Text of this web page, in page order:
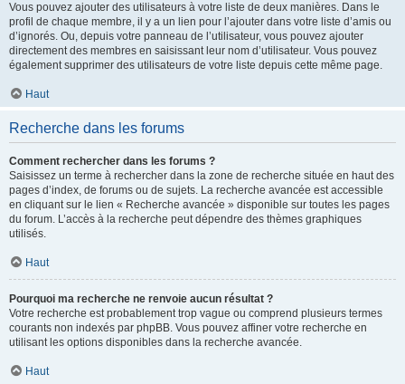
Vous pouvez ajouter des utilisateurs à votre liste de deux manières. Dans le
profil de chaque membre, il y a un lien pour l’ajouter dans votre liste d’amis ou
d’ignorés. Ou, depuis votre panneau de l’utilisateur, vous pouvez ajouter
directement des membres en saisissant leur nom d’utilisateur. Vous pouvez
également supprimer des utilisateurs de votre liste depuis cette même page.
Haut
Recherche dans les forums
Comment rechercher dans les forums ?
Saisissez un terme à rechercher dans la zone de recherche située en haut des
pages d’index, de forums ou de sujets. La recherche avancée est accessible
en cliquant sur le lien « Recherche avancée » disponible sur toutes les pages
du forum. L’accès à la recherche peut dépendre des thèmes graphiques
utilisés.
Haut
Pourquoi ma recherche ne renvoie aucun résultat ?
Votre recherche est probablement trop vague ou comprend plusieurs termes
courants non indexés par phpBB. Vous pouvez affiner votre recherche en
utilisant les options disponibles dans la recherche avancée.
Haut